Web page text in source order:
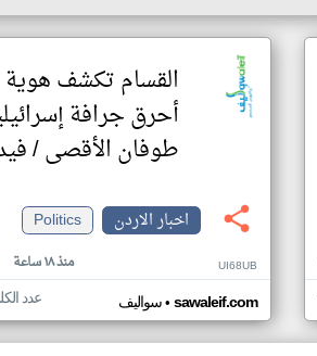
القسام تكشف هوية
أحرق جرافة
طوفان الأقصى /
اخبار الاردن
Politics
منذ ١٨ ساعة UI68UB
سواليف• sawaleif.com عدد الكلمات: